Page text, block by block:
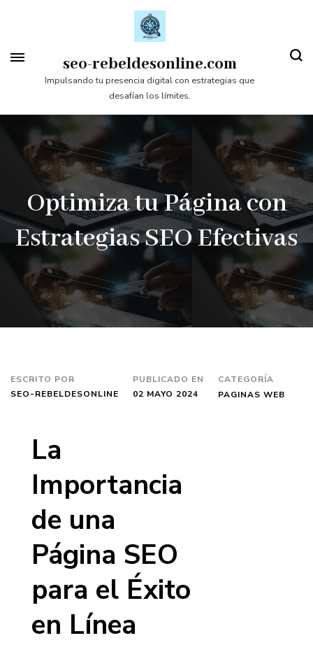
contenido
(presiona
Intro)
seo-rebeldesonline.com
Impulsando tu presencia digital con estrategias que
desafían los límites.
Optimiza tu Página con
Estrategias SEO Efectivas
ESCRITO POR
SEO-REBELDESONLINE
PUBLICADO EN
02 MAYO 2024
CATEGORÍA
PAGINAS WEB
La
Importancia
de una
Página SEO
para el Éxito
en Línea